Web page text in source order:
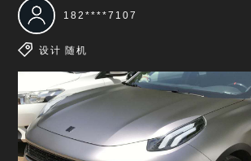
的选
182****7107
设计 随机